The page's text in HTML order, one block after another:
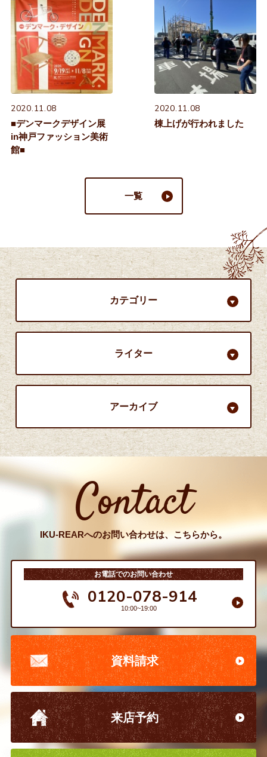
2020.11.08
■デンマークデザイン展
in神戸ファッション美術
館■
2020.11.08
棟上げが行われました
一覧
カテゴリー
ライター
アーカイブ
Contact
IKU-REARへのお問い合わせは、こちらから。
お電話でのお問い合わせ
0120-078-914
10:00~19:00
資料請求
来店予約